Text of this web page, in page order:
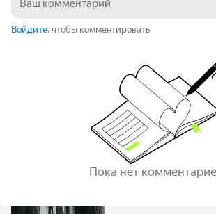
Войдите, чтобы комментировать
Пока нет